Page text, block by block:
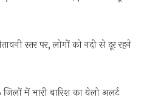
स्तर पर, लोगों को नदी से दूर रहने
में भारी बारिश का येलो अलर्ट